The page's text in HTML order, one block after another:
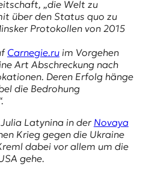
„die Welt zu
über den Status quo zu
Protokollenvon 2015
Carnegie.ruim Vorgehen
Art Abschreckung nach
Deren Erfolg hänge
die Bedrohung
Latynina in der Novaya
Krieg gegen die Ukraine
dabei vor allem um die
gehe.